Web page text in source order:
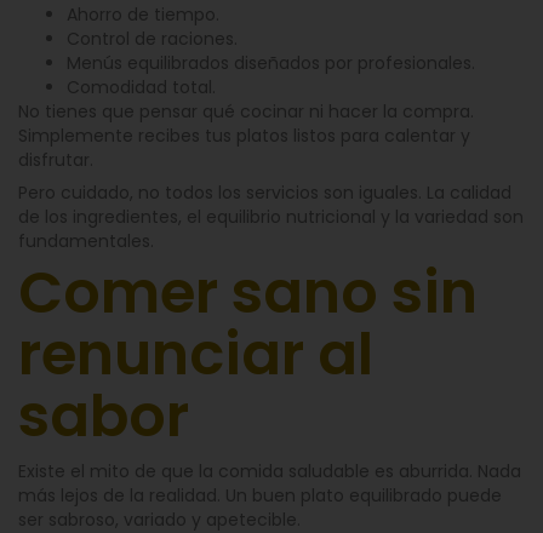
Ahorro de tiempo.
Control de raciones.
Menús equilibrados diseñados por profesionales.
Comodidad total.
No tienes que pensar qué cocinar ni hacer la compra.
Simplemente recibes tus platos listos para calentar y
disfrutar.
Pero cuidado, no todos los servicios son iguales. La calidad
de los ingredientes, el equilibrio nutricional y la variedad son
fundamentales.
Comer sano sin
renunciar al
sabor
Existe el mito de que la comida saludable es aburrida. Nada
más lejos de la realidad. Un buen plato equilibrado puede
ser sabroso, variado y apetecible.